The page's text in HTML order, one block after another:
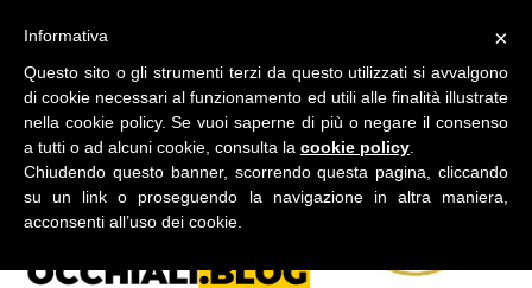
BLOG SU OCCHIALI DA SOLE E OCCHIALI DA VISTA
×
Informativa
Questo sito o gli strumenti terzi da questo utilizzati si avvalgono
di cookie necessari al funzionamento ed utili alle finalità illustrate
nella cookie policy. Se vuoi saperne di più o negare il consenso
a tutti o ad alcuni cookie, consulta la cookie policy
Chiudendo questo banner, scorrendo questa pagina, cliccando
su un link o proseguendo la navigazione in altra maniera,
acconsenti all’uso dei cookie.